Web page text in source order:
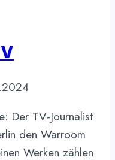
Der TV-Journalist
den Warroom
Werken zählen